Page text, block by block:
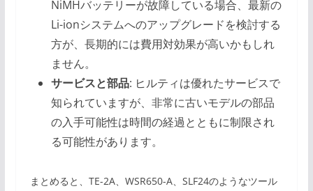
NiMHバッテリーが故障している場合、最新の
Li-ionシステムへのアップグレードを検討する
方が、長期的には費用対効果が高いかもしれ
ません。
サービスと部品: ヒルティは優れたサービスで
知られていますが、非常に古いモデルの部品
の入手可能性は時間の経過とともに制限され
る可能性があります。
まとめると、TE-2A、WSR650-A、SLF24のようなツール